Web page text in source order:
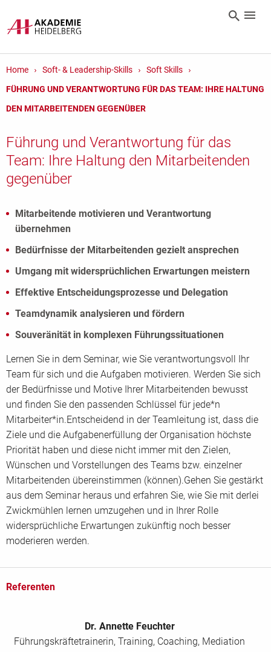
Home Soft- & Leadership-Skills
Soft Skills
FÜHRUNG UND VERANTWORTUNG FÜR DAS TEAM: IHRE HALTUNG
DEN MITARBEITENDEN GEGENÜBER
Führung und Verantwortung für das
Team: Ihre Haltung den Mitarbeitenden
gegenüber
Mitarbeitende motivieren und Verantwortung
übernehmen
Bedürfnisse der Mitarbeitenden gezielt ansprechen
Umgang mit widersprüchlichen Erwartungen meistern
Effektive Entscheidungsprozesse und Delegation
Teamdynamik analysieren und fördern
Souveränität in komplexen Führungssituationen
Lernen Sie in dem Seminar, wie Sie verantwortungsvoll Ihr
Team für sich und die Aufgaben motivieren. Werden Sie sich
der Bedürfnisse und Motive Ihrer Mitarbeitenden bewusst
und finden Sie den passenden Schlüssel für jede*n
Mitarbeiter*in.Entscheidend in der Teamleitung ist, dass die
Ziele und die Aufgabenerfüllung der Organisation höchste
Priorität haben und diese nicht immer mit den Zielen,
Wünschen und Vorstellungen des Teams bzw. einzelner
Mitarbeitenden übereinstimmen (können).Gehen Sie gestärkt
aus dem Seminar heraus und erfahren Sie, wie Sie mit derlei
Zwickmühlen lernen umzugehen und in Ihrer Rolle
widersprüchliche Erwartungen zukünftig noch besser
moderieren werden.
Referenten
Dr. Annette Feuchter
Führungskräftetrainerin, Training, Coaching, Mediation